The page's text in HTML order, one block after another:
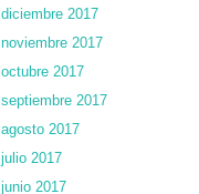
diciembre 2017
noviembre 2017
octubre 2017
septiembre 2017
agosto 2017
julio 2017
junio 2017